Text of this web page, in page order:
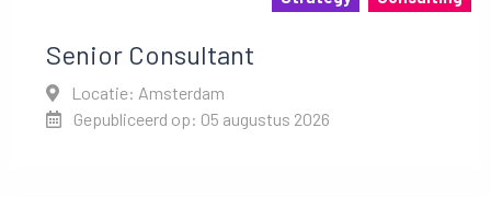
Senior Consultant
Locatie: Amsterdam
Gepubliceerd op: 05 augustus 2026